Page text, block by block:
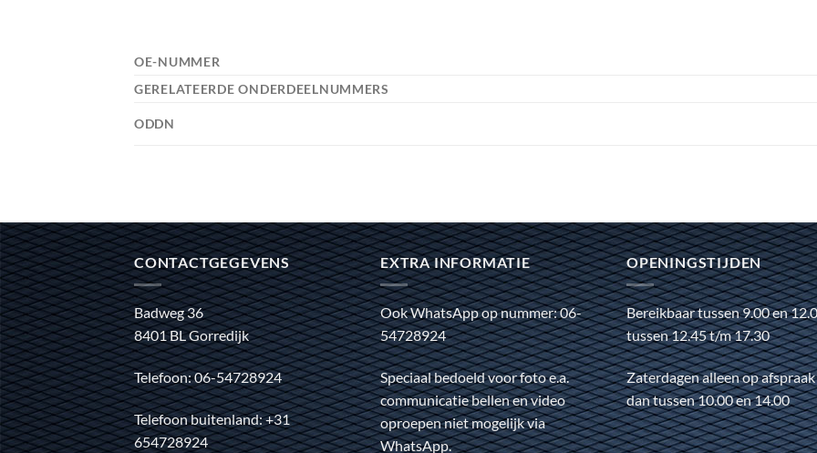
OE-NUMMER
GERELATEERDE ONDERDEELNUMMERS
ODDN
CONTACTGEGEVENS
Badweg 36
8401 BL Gorredijk
Telefoon: 06-54728924
Telefoon buitenland: +31
654728924
EXTRA INFORMATIE
Ook WhatsApp op nummer: 06-
54728924
Speciaal bedoeld voor foto e.a.
communicatie bellen en video
oproepen niet mogelijk via
WhatsApp.
OPENINGSTIJDEN
Bereikbaar tussen 9.00 en
tussen 12.45 t/m 17.30
Zaterdagen alleen op
dan tussen 10.00 en 14.00